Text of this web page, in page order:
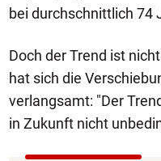
bei durchschnittlich 74
Doch der Trend ist
hat sich die
verlangsamt: "Der
in Zukunft nicht